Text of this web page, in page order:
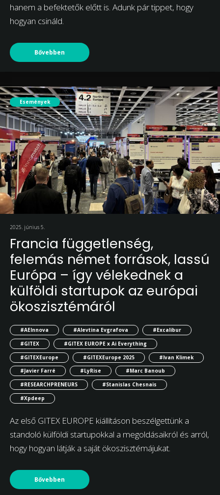
hanem a befektetők előtt is. Adunk pár tippet, hogy
hogyan csináld.
Bővebben
Események
2025. június 5.
Francia függetlenség,
felemás német források, lassú
Európa – így vélekednek a
külföldi startupok az európai
ökoszisztémáról
#AEInnova #Alevtina Evgrafova
#Excalibur
#GITEX
#GITEX EUROPE x Ai Everything
#GITEXEurope
#GITEXEurope 2025
#Ivan Klimek
#Javier Farré
#LyRise
#Marc Banoub
#RESEARCHPRENEURS
#Stanislas Chesnais
#Xpdeep
Az első GITEX EUROPE kiállításon beszélgettünk a
standoló külföldi startupokkal a megoldásaikról és arról,
hogy hogyan látják a saját ökoszisztémájukat.
Bővebben